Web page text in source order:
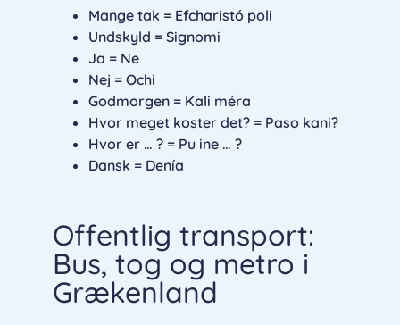
Mange tak = Efcharistó poli
Undskyld = Signomi
Ja = Ne
Nej = Ochi
Godmorgen = Kali méra
Hvor meget koster det? = Paso kani?
Hvor er … ? = Pu ine … ?
Dansk = Denía
Offentlig transport:
Bus, tog og metro i
Grækenland